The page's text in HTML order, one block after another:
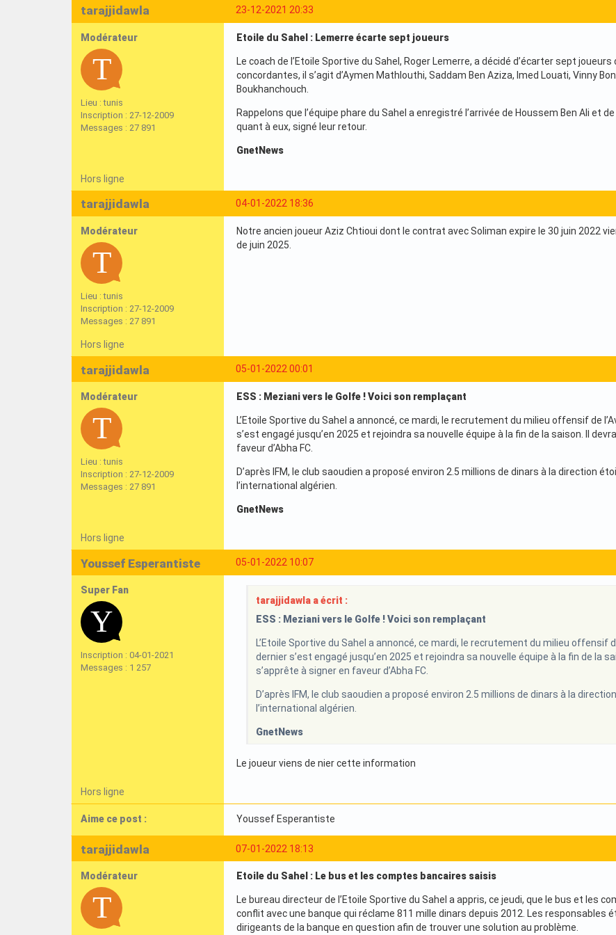
23-12-2021 20:33
tarajjidawla
Modérateur
Lieu : tunis
Inscription : 27-12-2009
Messages : 27 891
Etoile du Sahel : Lemerre écarte sept joueurs
Le coach de l’Etoile Sportive du Sahel, Roger Lemerre, a décidé d’écarter sept
concordantes, il s’agit d’Aymen Mathlouthi, Saddam Ben Aziza, Imed Louati, Vinny
Boukhanchouch.
Rappelons que l’équipe phare du Sahel a enregistré l’arrivée de Houssem Ben Ali et
quant à eux, signé leur retour.
GnetNews
Hors ligne
04-01-2022 18:36
tarajjidawla
Modérateur
Lieu : tunis
Inscription : 27-12-2009
Messages : 27 891
Notre ancien joueur Aziz Chtioui dont le contrat avec Soliman expire le 30 juin 2022
de juin 2025.
Hors ligne
05-01-2022 00:01
tarajjidawla
Modérateur
Lieu : tunis
Inscription : 27-12-2009
Messages : 27 891
ESS : Meziani vers le Golfe ! Voici son remplaçant
L’Etoile Sportive du Sahel a annoncé, ce mardi, le recrutement du milieu offensif de
s’est engagé jusqu’en 2025 et rejoindra sa nouvelle équipe à la fin de la saison. Il
faveur d’Abha FC.
D’après IFM, le club saoudien a proposé environ 2.5 millions de dinars à la direction
l’international algérien.
GnetNews
Hors ligne
05-01-2022 10:07
Youssef Esperantiste
Super Fan
Inscription : 04-01-2021
Messages : 1 257
tarajjidawla a écrit :
ESS : Meziani vers le Golfe ! Voici son remplaçant
L’Etoile Sportive du Sahel a annoncé, ce mardi, le recrutement du milieu offensif
dernier s’est engagé jusqu’en 2025 et rejoindra sa nouvelle équipe à la fin de la
s’apprête à signer en faveur d’Abha FC.
D’après IFM, le club saoudien a proposé environ 2.5 millions de dinars à la
l’international algérien.
GnetNews
Le joueur viens de nier cette information
Hors ligne
Aime ce post : Youssef Esperantiste
07-01-2022 18:13
tarajjidawla
Modérateur Etoile du Sahel : Le bus et les comptes bancaires saisis
Le bureau directeur de l’Etoile Sportive du Sahel a appris, ce jeudi, que le bus et les
conflit avec une banque qui réclame 811 mille dinars depuis 2012. Les responsables
dirigeants de la banque en question afin de trouver une solution au problème.